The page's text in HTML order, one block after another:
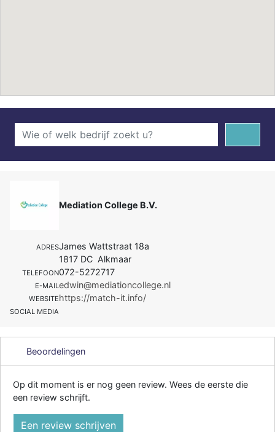
Mediation College B.V.
ADRESJames Wattstraat 18a
1817 DC Alkmaar
TELEFOON072-5272717
E-MAIL edwin@mediationcollege.nl
WEBSITEhttps://match-it.info/
SOCIAL MEDIA
Beoordelingen
Op dit moment is er nog geen review. Wees de eerste die
een review schrijft.
Een review schrijven